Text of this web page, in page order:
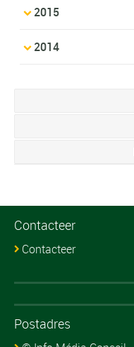
2015
2014
Contacteer
Contacteer
Postadres